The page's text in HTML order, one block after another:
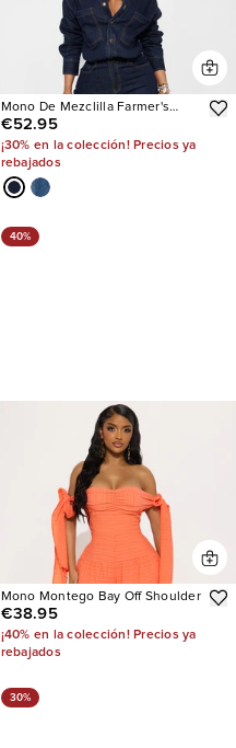
Mono De Mezclilla Farmer's
Market Cutie
€52.95
¡30% en la colección! Precios ya
rebajados
40%
Mono Montego Bay Off Shoulder
€38.95
¡40% en la colección! Precios ya
rebajados
30%